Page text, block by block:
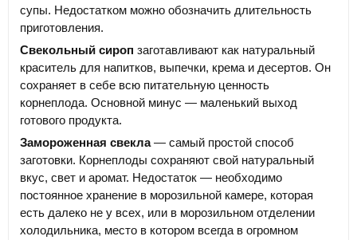
супы. Недостатком можно обозначить длительность
приготовления.
Свекольный сироп заготавливают как натуральный
краситель для напитков, выпечки, крема и десертов. Он
сохраняет в себе всю питательную ценность
корнеплода. Основной минус — маленький выход
готового продукта.
Замороженная свекла— самый простой способ
заготовки. Корнеплоды сохраняют свой натуральный
вкус, свет и аромат. Недостаток — необходимо
постоянное хранение в морозильной камере, которая
есть далеко не у всех, или в морозильном отделении
холодильника, место в котором всегда в огромном